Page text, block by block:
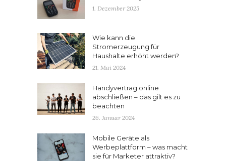
1. Dezember 2025
Wie kann die
Stromerzeugung für
Haushalte erhöht werden?
21. Mai 2024
Handyvertrag online
abschließen – das gilt es zu
beachten
26. Januar 2024
Mobile Geräte als
Werbeplattform – was macht
sie für Marketer attraktiv?